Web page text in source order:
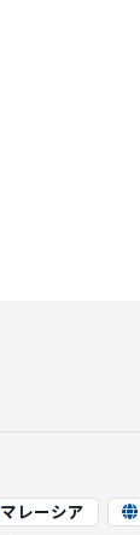
マレーシア